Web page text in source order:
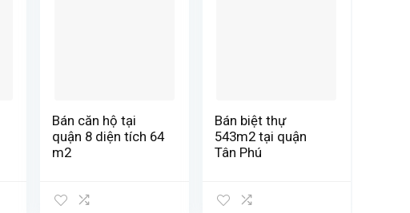
Bán căn hộ tại
quận 8 diện tích 64
m2
Bán biệt thự
543m2 tại quận
Tân Phú